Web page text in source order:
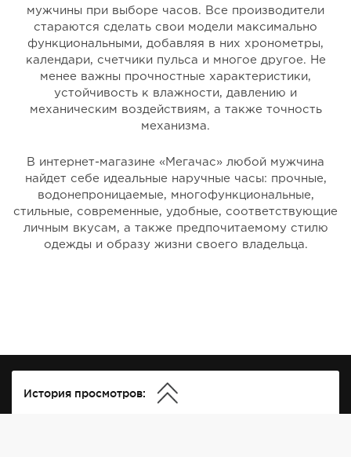
мужчины при выборе часов. Все производители
стараются сделать свои модели максимально
функциональными, добавляя в них хронометры,
календари, счетчики пульса и многое другое. Не
менее важны прочностные характеристики,
устойчивость к влажности, давлению и
механическим воздействиям, а также точность
механизма.
В интернет-магазине «Мегачас» любой мужчина
найдет себе идеальные наручные часы: прочные,
водонепроницаемые, многофункциональные,
стильные, современные, удобные, соответствующие
личным вкусам, а также предпочитаемому стилю
одежды и образу жизни своего владельца.
История просмотров: